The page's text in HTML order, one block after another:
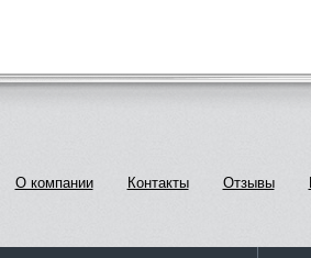
О компании Контакты Отзывы